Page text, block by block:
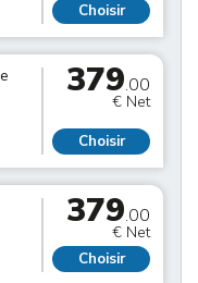
Choisir
379.00
€ Net
Choisir
379.00
€ Net
Choisir